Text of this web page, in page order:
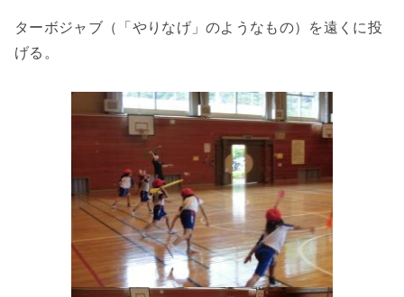
ターボジャブ（「やりなげ」のようなもの）を遠くに投
げる。